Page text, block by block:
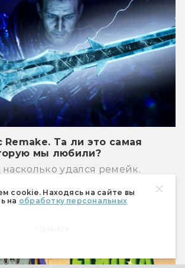
cookie. Находясь на сайте вы
на обработку персональных
Та ли это самая
мы любили?
насколько удался ремейк.